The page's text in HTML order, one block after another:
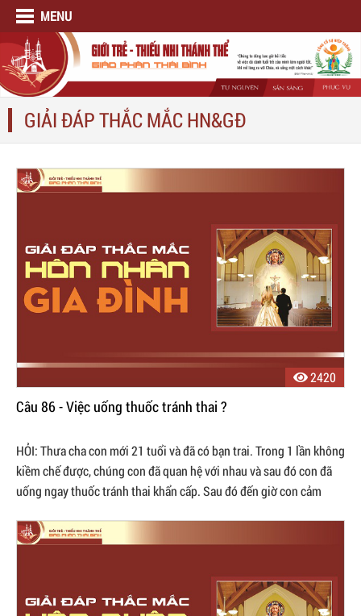
MENU
GIẢI ĐÁP THẮC MẮC HN&GĐ
2420
Câu 86 - Việc uống thuốc tránh thai ?
HỎI: Thưa cha con mới 21 tuổi và đã có bạn trai. Trong 1 lần không
kiềm chế được, chúng con đã quan hệ với nhau và sau đó con đã
uống ngay thuốc tránh thai khẩn cấp. Sau đó đến giờ con cảm